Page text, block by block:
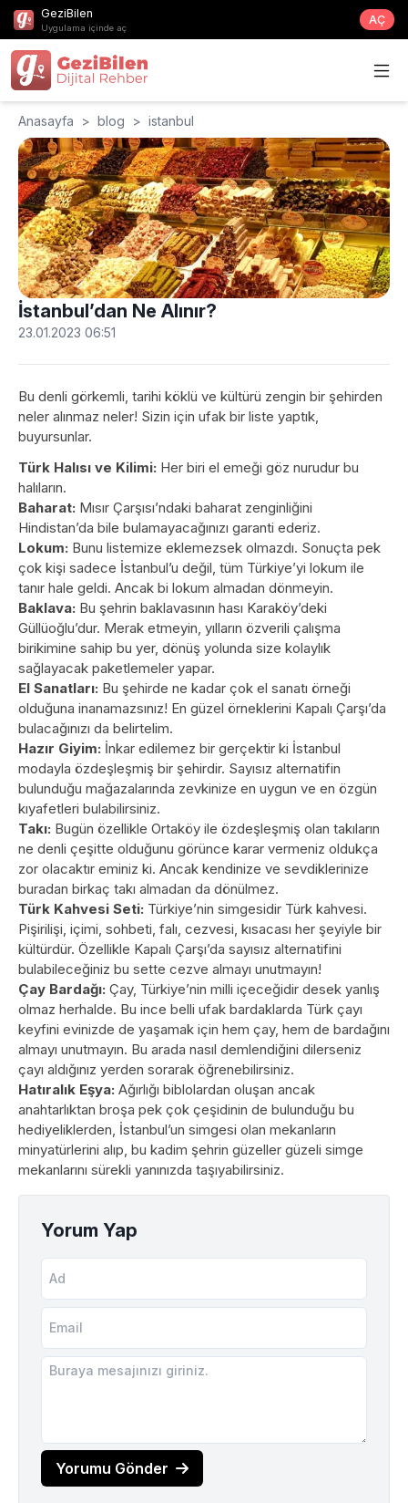
GeziBilen
Uygulama içinde aç
AÇ
Anasayfa > blog > istanbul
İstanbul’dan Ne Alınır?
23.01.2023 06:51
Bu denli görkemli, tarihi köklü ve kültürü zengin bir şehirden
neler alınmaz neler! Sizin için ufak bir liste yaptık,
buyursunlar.
Türk Halısı ve Kilimi: Her biri el emeği göz nurudur bu
halıların.
Baharat: Mısır Çarşısı’ndaki baharat zenginliğini
Hindistan’da bile bulamayacağınızı garanti ederiz.
Lokum: Bunu listemize eklemezsek olmazdı. Sonuçta pek
çok kişi sadece İstanbul’u değil, tüm Türkiye’yi lokum ile
tanır hale geldi. Ancak bi lokum almadan dönmeyin.
Baklava: Bu şehrin baklavasının hası Karaköy’deki
Güllüoğlu’dur. Merak etmeyin, yılların özverili çalışma
birikimine sahip bu yer, dönüş yolunda size kolaylık
sağlayacak paketlemeler yapar.
El Sanatları: Bu şehirde ne kadar çok el sanatı örneği
olduğuna inanamazsınız! En güzel örneklerini Kapalı Çarşı’da
bulacağınızı da belirtelim.
Hazır Giyim: İnkar edilemez bir gerçektir ki İstanbul
modayla özdeşleşmiş bir şehirdir. Sayısız alternatifin
bulunduğu mağazalarında zevkinize en uygun ve en özgün
kıyafetleri bulabilirsiniz.
Takı: Bugün özellikle Ortaköy ile özdeşleşmiş olan takıların
ne denli çeşitte olduğunu görünce karar vermeniz oldukça
zor olacaktır eminiz ki. Ancak kendinize ve sevdiklerinize
buradan birkaç takı almadan da dönülmez.
Türk Kahvesi Seti: Türkiye’nin simgesidir Türk kahvesi.
Pişirilişi, içimi, sohbeti, falı, cezvesi, kısacası her şeyiyle bir
kültürdür. Özellikle Kapalı Çarşı’da sayısız alternatifini
bulabileceğiniz bu sette cezve almayı unutmayın!
Çay Bardağı: Çay, Türkiye’nin milli içeceğidir desek yanlış
olmaz herhalde. Bu ince belli ufak bardaklarda Türk çayı
keyfini evinizde de yaşamak için hem çay, hem de bardağını
almayı unutmayın. Bu arada nasıl demlendiğini dilerseniz
çayı aldığınız yerden sorarak öğrenebilirsiniz.
Hatıralık Eşya: Ağırlığı biblolardan oluşan ancak
anahtarlıktan broşa pek çok çeşidinin de bulunduğu bu
hediyeliklerden, İstanbul’un simgesi olan mekanların
minyatürlerini alıp, bu kadim şehrin güzeller güzeli simge
mekanlarını sürekli yanınızda taşıyabilirsiniz.
Yorum Yap
Yorumu Gönder